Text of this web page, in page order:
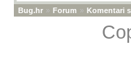
Bug.hr » Forum » Komentari